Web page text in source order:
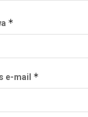
*
e-mail *